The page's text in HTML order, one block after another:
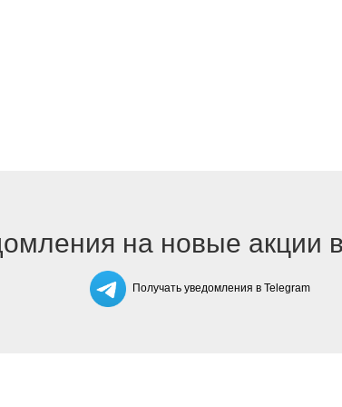
на новые акции
Получать уведомления в Telegram